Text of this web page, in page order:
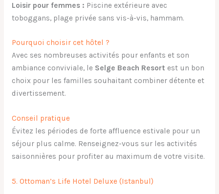
Loisir pour femmes : Piscine extérieure avec
toboggans, plage privée sans vis-à-vis, hammam.
Pourquoi choisir cet hôtel ?
Avec ses nombreuses activités pour enfants et son
ambiance conviviale, le Selge Beach Resort est un bon
choix pour les familles souhaitant combiner détente et
divertissement.
Conseil pratique
Évitez les périodes de forte affluence estivale pour un
séjour plus calme. Renseignez-vous sur les activités
saisonnières pour profiter au maximum de votre visite.
5. Ottoman’s Life Hotel Deluxe (Istanbul)